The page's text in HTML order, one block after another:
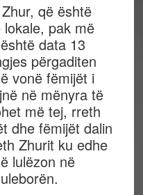
që është
pak më
data 13
përgaditen
vonë fëmijët i
në mënyra të
më tej, rreth
dhe fëmijët dalin
Zhurit ku edhe
lulëzon në